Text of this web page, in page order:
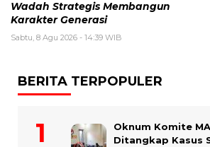
Wadah Strategis Membangun
Karakter Generasi ‎
Sabtu, 8 Agu 2026 - 14:39 WIB
BERITA TERPOPULER
Oknum Komite
Ditangkap Kasus